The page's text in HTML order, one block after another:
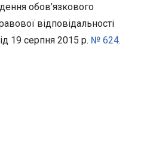
обов’язкового
відповідальності
19 серпня 2015 р. № 624.